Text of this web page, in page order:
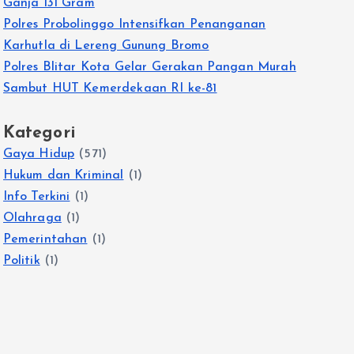
Ganja 131 Gram
Polres Probolinggo Intensifkan Penanganan
Karhutla di Lereng Gunung Bromo
Polres Blitar Kota Gelar Gerakan Pangan Murah
Sambut HUT Kemerdekaan RI ke-81
Kategori
Gaya Hidup (571)
Hukum dan Kriminal
(1)
Info Terkini (1)
Olahraga (1)
Pemerintahan (1)
Politik (1)